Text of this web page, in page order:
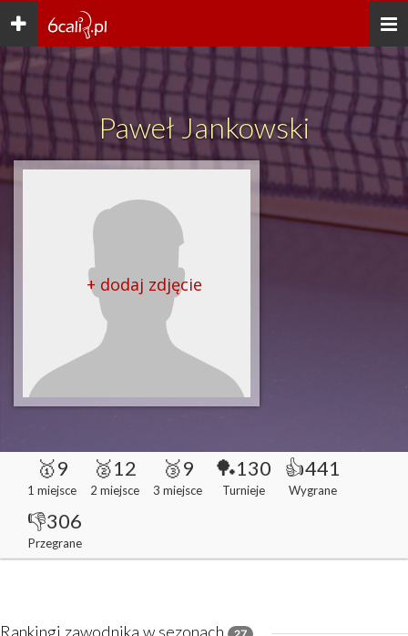
Toggle
navigation
Paweł Jankowski
+ dodaj zdjęcie
🥇9
1 miejsce
🥈12
2 miejsce
🥉9
3 miejsce
🏓130
Turnieje
👍441
Wygrane
👎306
Przegrane
Rankingi zawodnika w sezonach